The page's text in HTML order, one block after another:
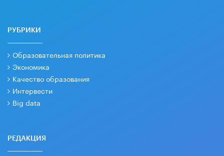
РУБРИКИ
Образовательная политика
Экономика
Качество образования
Интервести
Big data
РЕДАКЦИЯ